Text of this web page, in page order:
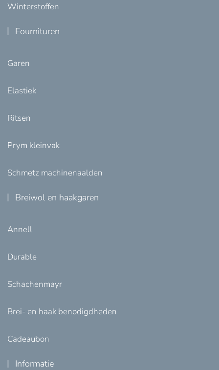
Winterstoffen
Fournituren
Garen
Elastiek
Ritsen
Prym kleinvak
Schmetz machinenaalden
Breiwol en haakgaren
Annell
Durable
Schachenmayr
Brei- en haak benodigdheden
Cadeaubon
Informatie